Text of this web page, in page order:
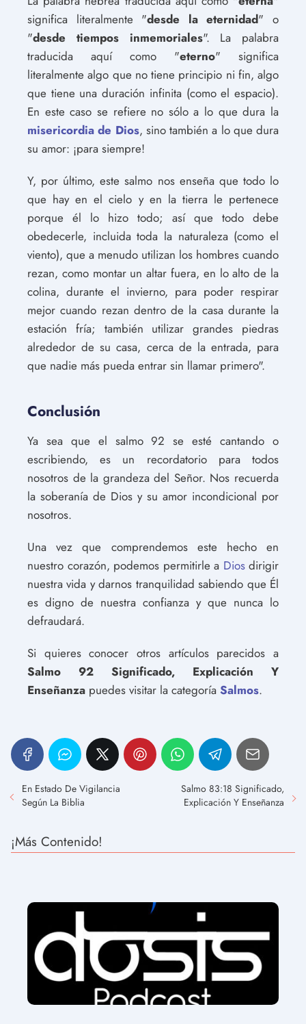
significa literalmente "desde la eternidad" o
"desde tiempos inmemoriales". La palabra
traducida aquí como "eterno" significa
literalmente algo que no tiene principio ni fin, algo
que tiene una duración infinita (como el espacio).
En este caso se refiere no sólo a lo que dura la
misericordia de Dios, sino también a lo que dura
su amor: ¡para siempre!
Y, por último, este salmo nos enseña que todo lo
que hay en el cielo y en la tierra le pertenece
porque él lo hizo todo; así que todo debe
obedecerle, incluida toda la naturaleza (como el
viento), que a menudo utilizan los hombres cuando
rezan, como montar un altar fuera, en lo alto de la
colina, durante el invierno, para poder respirar
mejor cuando rezan dentro de la casa durante la
estación fría; también utilizar grandes piedras
alrededor de su casa, cerca de la entrada, para
que nadie más pueda entrar sin llamar primero".
Conclusión
Ya sea que el salmo 92 se esté cantando o
escribiendo, es un recordatorio para todos
nosotros de la grandeza del Señor. Nos recuerda
la soberanía de Dios y su amor incondicional por
nosotros.
Una vez que comprendemos este hecho en
nuestro corazón, podemos permitirle a Diosdirigir
nuestra vida y darnos tranquilidad sabiendo que Él
es digno de nuestra confianza y que nunca lo
defraudará.
Si quieres conocer otros artículos parecidos a
Salmo 92 Significado, Explicación Y
Enseñanza puedes visitar la categoría Salmos.
En Estado De Vigilancia
Según La Biblia
Salmo 83:18 Significado,
Explicación Y Enseñanza
¡Más Contenido!